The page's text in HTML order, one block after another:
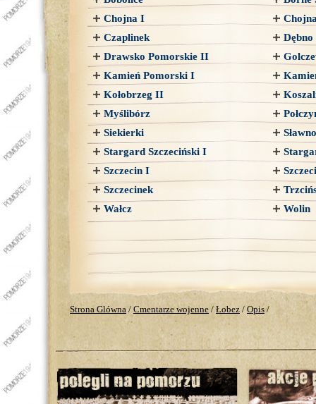
Chojna I
Czaplinek
Dębno
Drawsko Pomorskie II
Kamień Pomorski I
Kołobrzeg II
Myślibórz
Siekierki
Sławno
Stargard Szczeciński I
Szczecin I
Szczecinek
Wałcz
Wolin
Strona Glówna/ Cmentarze wojenne / Łobez / Opis/